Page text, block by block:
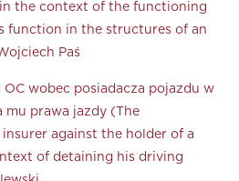
the context of the functioning
function in the structures of an
Paś
OC wobec posiadacza pojazdu w
mu prawa jazdy (The
against the holder of a
of detaining his driving